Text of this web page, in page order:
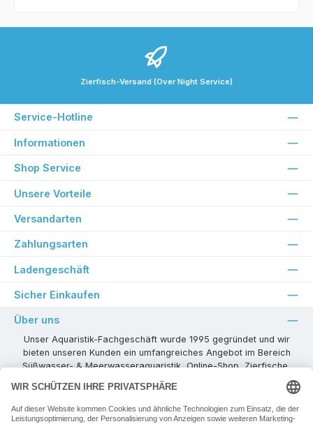
Zierfisch-Versand (Over Night Service)
Service-Hotline
Informationen
Shop Service
Unsere Vorteile
Versandarten
Zahlungsarten
Ladengeschäft
Sicher Einkaufen
Über uns
Unser Aquaristik-Fachgeschäft wurde 1995 gegründet und wir
bieten unseren Kunden ein umfangreiches Angebot im Bereich
Süßwasser- & Meerwasseraquaristik, Online-Shop, Zierfische,
Pflanzen, Aquarienkombinationen, Technikzubehör usw. ! Als
kompetenter Aquaristik-Fachhandelspartner stehen wir Ihnen für
alle Ihre Projekte und Einrichtungs- oder Besatzwünsche zur
Verfügung!